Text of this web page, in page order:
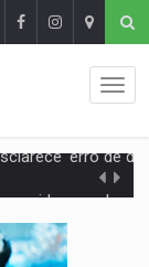
pelo adicional de incentivo com
Pregão Eletrônico Nº 12/2026